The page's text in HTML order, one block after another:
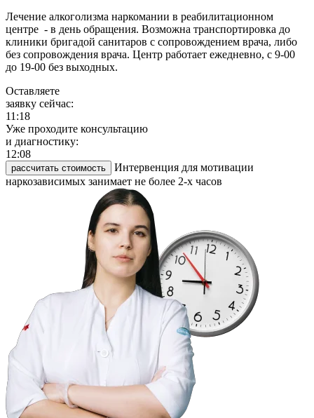
Лечение алкоголизма наркомании в реабилитационном
центре - в день обращения. Возможна транспортировка до
клиники бригадой санитаров с сопровождением врача, либо
без сопровождения врача. Центр работает ежедневно, с 9-00
до 19-00 без выходных.
Оставляете
заявку сейчас:
11:19
Уже проходите консультацию
и диагностику:
12:08
рассчитать стоимость
Интервенция для мотивации
наркозависимых занимает не более 2-х часов